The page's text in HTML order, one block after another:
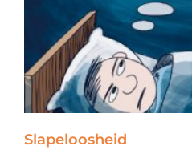
Slapeloosheid